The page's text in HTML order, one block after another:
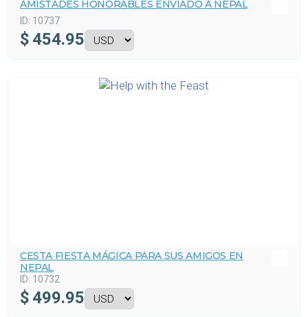
AMISTADES HONORABLES ENVIADO A NEPAL
ID: 10737
$ 454.95
CESTA FIESTA MÁGICA PARA SUS AMIGOS EN
NEPAL
ID: 10732
$ 499.95